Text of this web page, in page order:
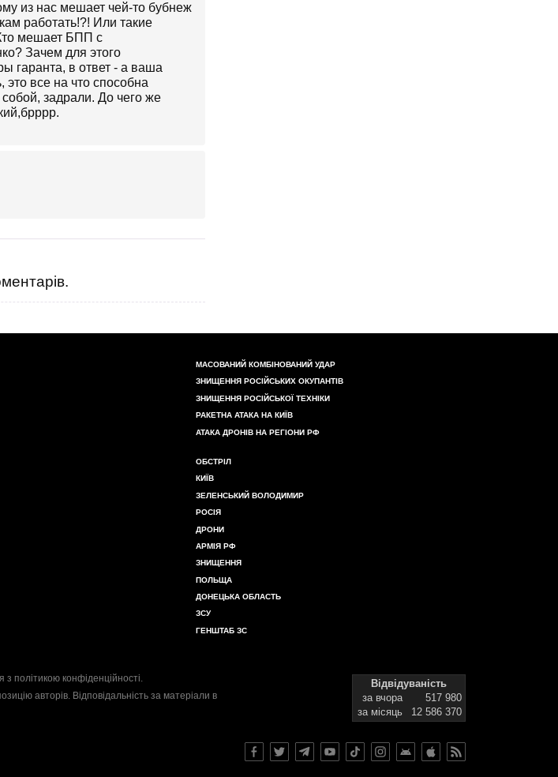
из нас мешает чей-то бубнеж
работать!?! Или такие
мешает БПП с
Зачем для этого
гаранта, в ответ - а ваша
все на что способна
задрали. До чего же
МАСОВАНИЙ КОМБІНОВАНИЙ УДАР
ЗНИЩЕННЯ РОСІЙСЬКИХ ОКУПАНТІВ
ЗНИЩЕННЯ РОСІЙСЬКОЇ ТЕХНІКИ
РАКЕТНА АТАКА НА КИЇВ
АТАКА ДРОНІВ НА РЕГІОНИ РФ
ОБСТРІЛ
КИЇВ
ЗЕЛЕНСЬКИЙ ВОЛОДИМИР
РОСІЯ
ДРОНИ
АРМІЯ РФ
ЗНИЩЕННЯ
ПОЛЬЩА
ДОНЕЦЬКА ОБЛАСТЬ
ЗСУ
ГЕНШТАБ ЗС
з політикою конфіденційності.
авторів. Відповідальність за матеріали в
Відвідуваність
за вчора
517 980
за місяць
12 586 370